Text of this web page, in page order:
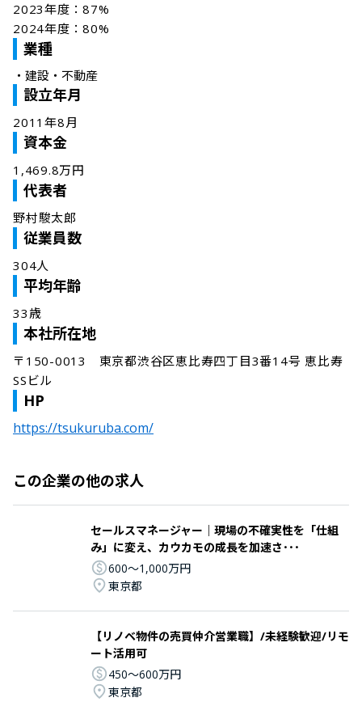
2023年度：87%
業種
・ 建設・不動産
設立年月
2011年8月
資本金
1,469.8万円
代表者
野村駿太郎
従業員数
304人
平均年齢
33歳
本社所在地
〒150-0013　東京都渋谷区恵比寿四丁目3番14号 恵比寿
SSビル
HP
https://tsukuruba.com/
この企業の他の求人
セールスマネージャー｜現場の不確実性を「仕組
み」に変え、カウカモの成長を加速さ･･･
600〜1,000万円
東京都
【リノベ物件の売買仲介営業職】/未経験歓迎/リモ
ート活用可
450〜600万円
東京都